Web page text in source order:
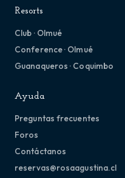
Resorts
Club · Olmué
Conference · Olmué
Guanaqueros · Coquimbo
Ayuda
Preguntas frecuentes
Foros
Contáctanos
reservas@rosaagustina.cl